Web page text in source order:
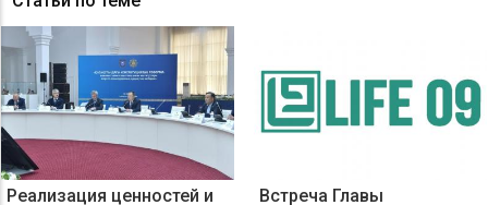
Реализация ценностей и
Встреча Главы